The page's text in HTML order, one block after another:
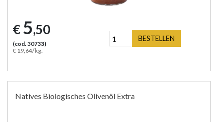
€5,50
(cod. 30733)
€ 19,64/kg.
BESTELLEN
Natives Biologisches Olivenöl Extra